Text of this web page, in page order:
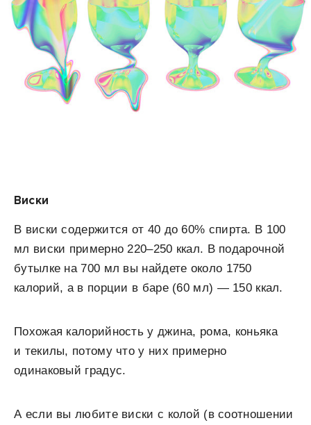
Виски
В виски содержится от 40 до 60% спирта. В 100
мл виски примерно 220–250 ккал. В подарочной
бутылке на 700 мл вы найдете около 1750
калорий, а в порции в баре (60 мл) — 150 ккал.
Похожая калорийность у джина, рома, коньяка
и текилы, потому что у них примерно
одинаковый градус.
А если вы любите виски с колой (в соотношении